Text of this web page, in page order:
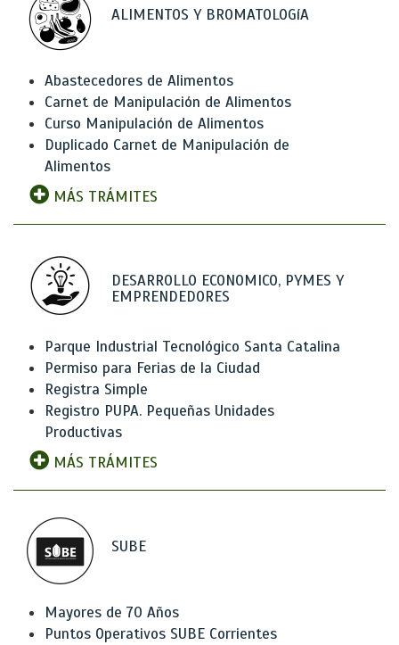
ALIMENTOS Y BROMATOLOGíA
Abastecedores de Alimentos
Carnet de Manipulación de Alimentos
Curso Manipulación de Alimentos
Duplicado Carnet de Manipulación de
Alimentos
MÁS TRÁMITES
DESARROLLO ECONOMICO, PYMES Y
EMPRENDEDORES
Parque Industrial Tecnológico Santa Catalina
Permiso para Ferias de la Ciudad
Registra Simple
Registro PUPA. Pequeñas Unidades
Productivas
MÁS TRÁMITES
SUBE
Mayores de 70 Años
Puntos Operativos SUBE Corrientes